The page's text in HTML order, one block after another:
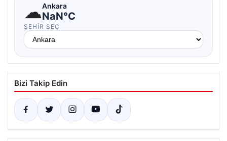
☁Ankara
NaN°C
ŞEHIR SEÇ
Bizi Takip Edin